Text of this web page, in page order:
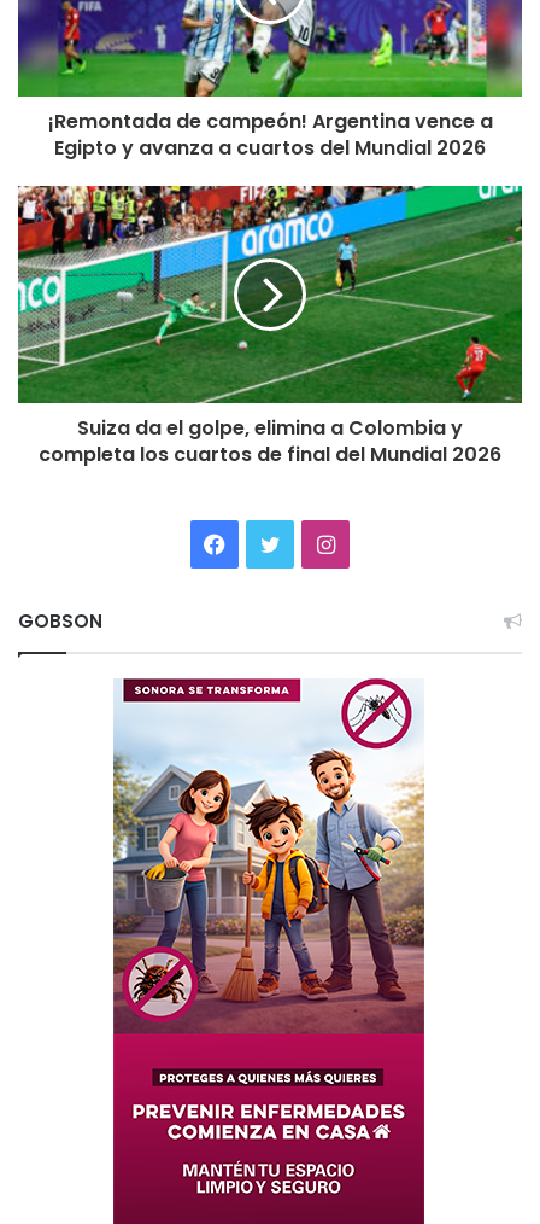
¡Remontada de campeón! Argentina vence a
Egipto y avanza a cuartos del Mundial 2026
Suiza da el golpe, elimina a Colombia y
completa los cuartos de final del Mundial 2026
Facebook
TwitterInstagram
GOBSON